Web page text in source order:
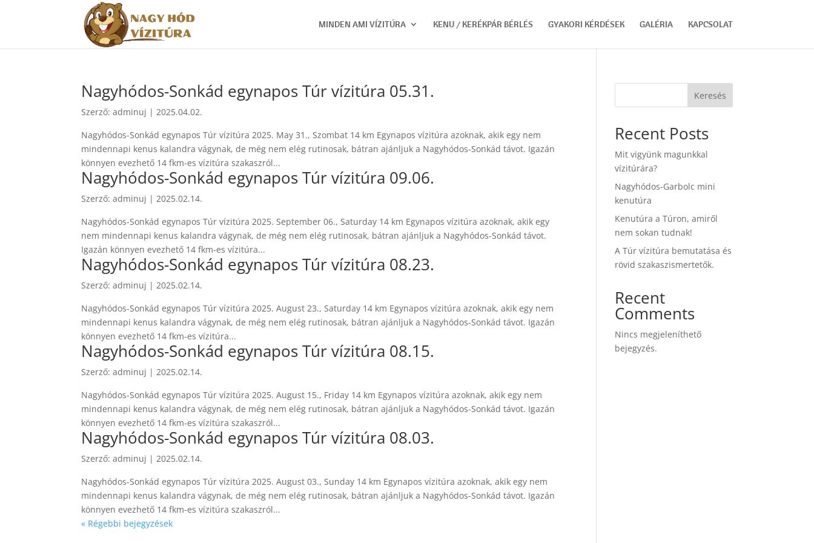
MINDEN AMI VÍZITÚRA KENU / KERÉKPÁR BÉRLÉS GYAKORI KÉRDÉSEK GALÉRIA KAPCSOLAT
Nagyhódos-Sonkád egynapos Túr vízitúra 05.31.
Szerző:adminuj |2025.04.02.
Nagyhódos-Sonkád egynapos Túr vízitúra 2025. May 31., Szombat 14 km Egynapos vízitúra azoknak, akik egy nem
mindennapi kenus kalandra vágynak, de még nem elég rutinosak, bátran ajánljuk a Nagyhódos-Sonkád távot. Igazán
könnyen evezhető 14 fkm-es vízitúra szakaszról...
Nagyhódos-Sonkád egynapos Túr vízitúra 09.06.
Szerző:adminuj |2025.02.14.
Nagyhódos-Sonkád egynapos Túr vízitúra 2025. September 06., Saturday 14 km Egynapos vízitúra azoknak, akik egy
nem mindennapi kenus kalandra vágynak, de még nem elég rutinosak, bátran ajánljuk a Nagyhódos-Sonkád távot.
Igazán könnyen evezhető 14 fkm-es vízitúra...
Nagyhódos-Sonkád egynapos Túr vízitúra 08.23.
Szerző:adminuj |2025.02.14.
Nagyhódos-Sonkád egynapos Túr vízitúra 2025. August 23., Saturday 14 km Egynapos vízitúra azoknak, akik egy nem
mindennapi kenus kalandra vágynak, de még nem elég rutinosak, bátran ajánljuk a Nagyhódos-Sonkád távot. Igazán
könnyen evezhető 14 fkm-es vízitúra...
Nagyhódos-Sonkád egynapos Túr vízitúra 08.15.
Szerző:adminuj |2025.02.14.
Nagyhódos-Sonkád egynapos Túr vízitúra 2025. August 15., Friday 14 km Egynapos vízitúra azoknak, akik egy nem
mindennapi kenus kalandra vágynak, de még nem elég rutinosak, bátran ajánljuk a Nagyhódos-Sonkád távot. Igazán
könnyen evezhető 14 fkm-es vízitúra szakaszról...
Nagyhódos-Sonkád egynapos Túr vízitúra 08.03.
Szerző:adminuj |2025.02.14.
Nagyhódos-Sonkád egynapos Túr vízitúra 2025. August 03., Sunday 14 km Egynapos vízitúra azoknak, akik egy nem
mindennapi kenus kalandra vágynak, de még nem elég rutinosak, bátran ajánljuk a Nagyhódos-Sonkád távot. Igazán
könnyen evezhető 14 fkm-es vízitúra szakaszról...
« Régebbi bejegyzések
Keresés
Recent Posts
Mit vigyünk magunkkal
vízitúrára?
Nagyhódos-Garbolc mini
kenutúra
Kenutúra a Túron, amiről
nem sokan tudnak!
A Túr vízitúra bemutatása és
rövid szakaszismertetők.
Recent
Comments
Nincs megjeleníthető
bejegyzés.